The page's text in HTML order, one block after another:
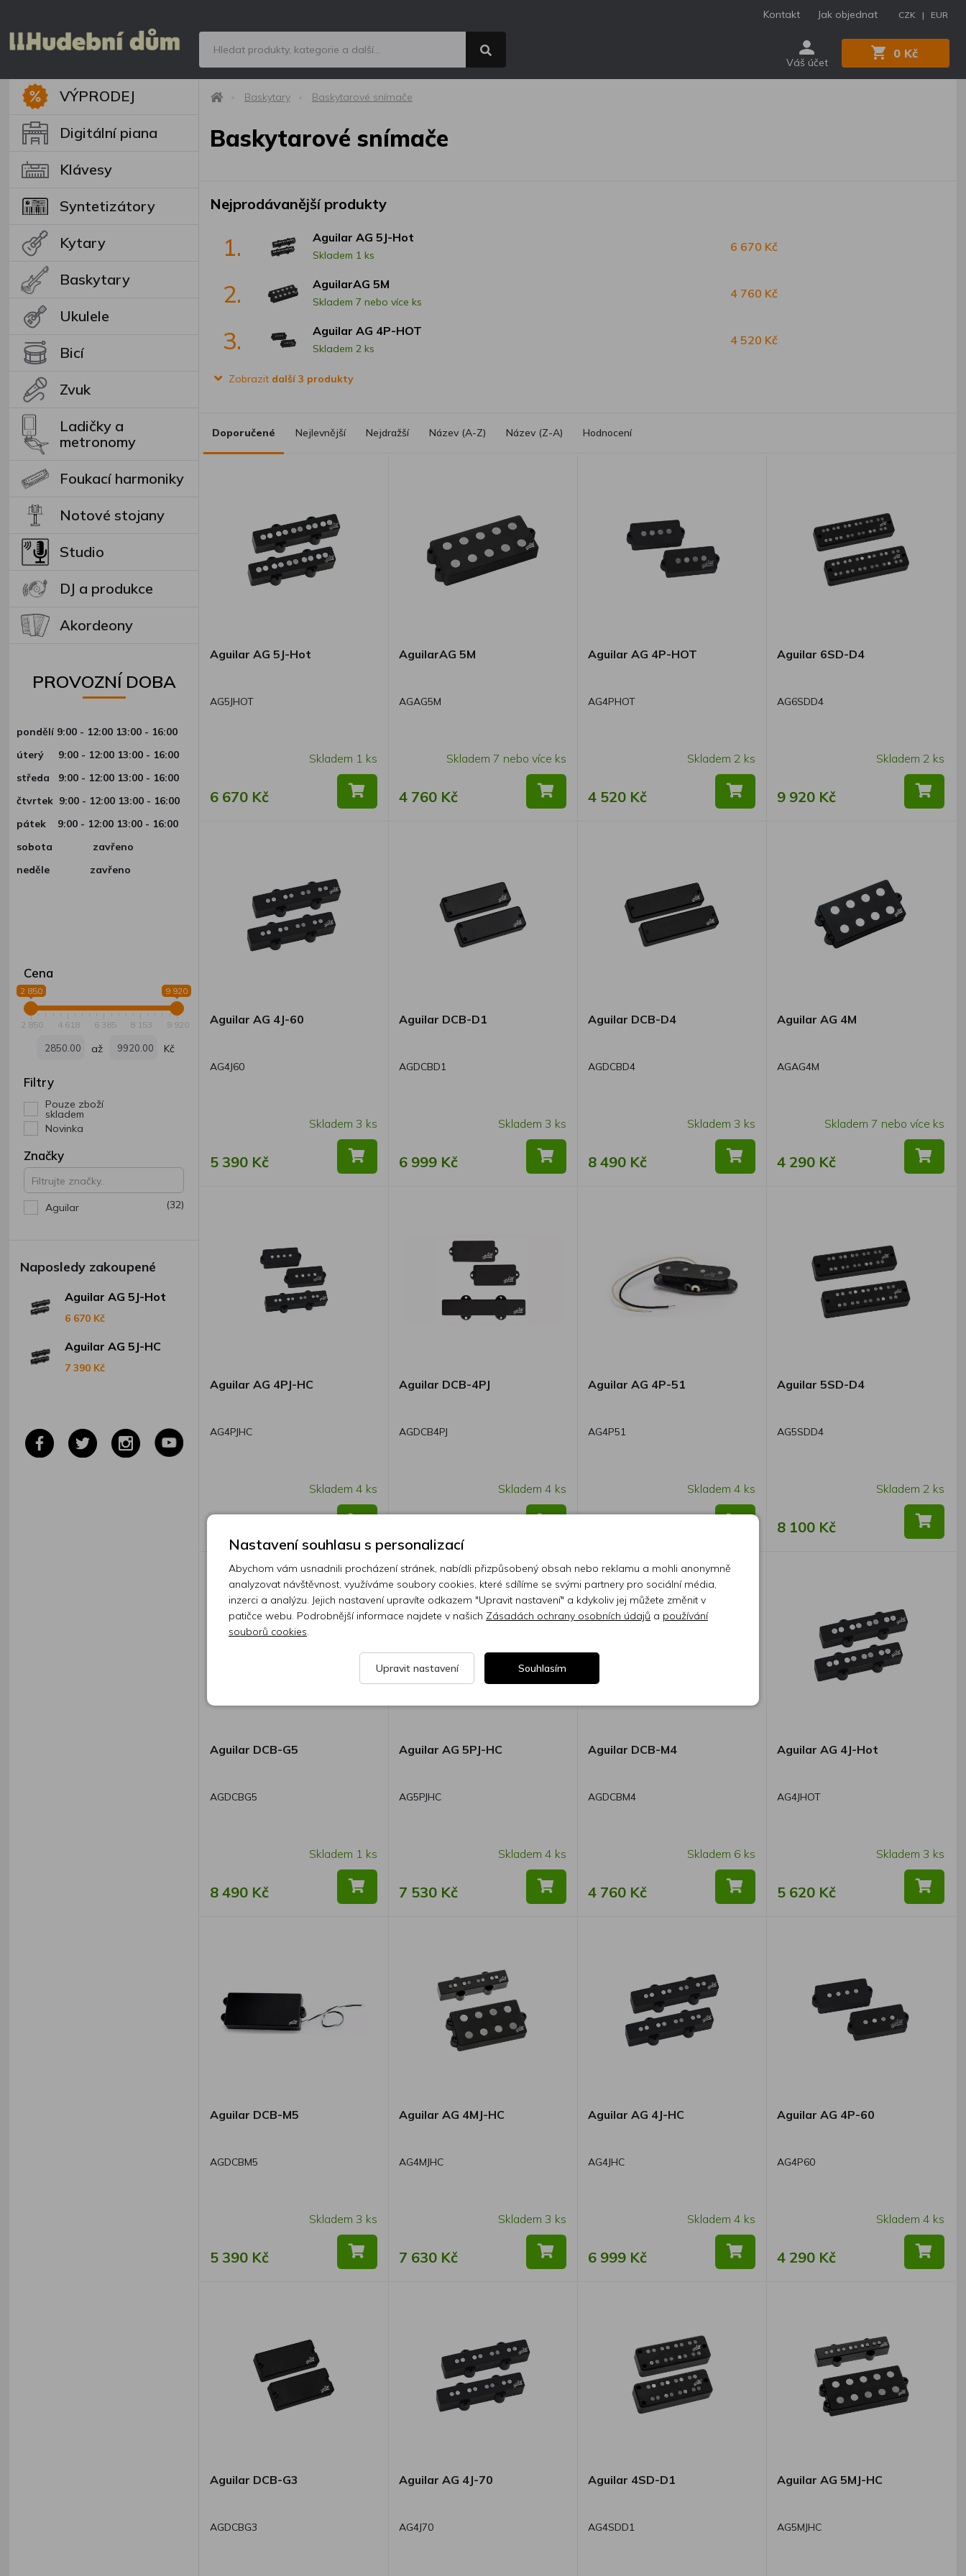
Kontakt Jak objednat CZK | EUR
Váš účet
0 Kč
VÝPRODEJ
Digitální piana
Klávesy
Syntetizátory
Kytary
Baskytary
Ukulele
Bicí
Zvuk
Ladičky a
metronomy
Foukací harmoniky
Notové stojany
Studio
DJ a produkce
Akordeony
PROVOZNÍ DOBA
pondělí 9:00 - 12:00 13:00 - 16:00
úterý 9:00 - 12:00 13:00 - 16:00
středa 9:00 - 12:00 13:00 - 16:00
čtvrtek 9:00 - 12:00 13:00 - 16:00
pátek 9:00 - 12:00 13:00 - 16:00
sobota zavřeno
neděle zavřeno
Cena
2 850 9 920
2 850 4 618 6 385 8 153 9 920
až Kč
Filtry
Pouze zboží
skladem
Novinka
Značky
Aguilar (32)
Naposledy zakoupené
Aguilar AG 5J-Hot
6 670 Kč
Aguilar AG 5J-HC
7 390 Kč
Baskytary Baskytarové snímače
Baskytarové snímače
Nejprodávanější produkty
1. Aguilar AG 5J-Hot
Skladem 1 ks
6 670 Kč
2. AguilarAG 5M
Skladem 7 nebo více ks
4 760 Kč
3. Aguilar AG 4P-HOT
Skladem 2 ks
4 520 Kč
Zobrazit další 3 produkty
Doporučené Nejlevnější Nejdražší Název (A-Z) Název (Z-A) Hodnocení
Aguilar AG 5J-Hot
AG5JHOT
Skladem 1 ks
6 670 Kč
AguilarAG 5M
AGAG5M
Skladem 7 nebo více ks
4 760 Kč
Aguilar AG 4P-HOT
AG4PHOT
Skladem 2 ks
4 520 Kč
Aguilar 6SD-D4
AG6SDD4
Skladem 2 ks
9 920 Kč
Aguilar AG 4J-60
AG4J60
Skladem 3 ks
5 390 Kč
Aguilar DCB-D1
AGDCBD1
Skladem 3 ks
6 999 Kč
Aguilar DCB-D4
AGDCBD4
Skladem 3 ks
8 490 Kč
Aguilar AG 4M
AGAG4M
Skladem 7 nebo více ks
4 290 Kč
Aguilar AG 4PJ-HC
AG4PJHC
Skladem 4 ks
Aguilar DCB-4PJ
AGDCB4PJ
Skladem 4 ks
Aguilar AG 4P-51
AG4P51
Skladem 4 ks
Aguilar 5SD-D4
AG5SDD4
Skladem 2 ks
8 100 Kč
Aguilar DCB-G5
AGDCBG5
Skladem 1 ks
8 490 Kč
Aguilar AG 5PJ-HC
AG5PJHC
Skladem 4 ks
7 530 Kč
Aguilar DCB-M4
AGDCBM4
Skladem 6 ks
4 760 Kč
Aguilar AG 4J-Hot
AG4JHOT
Skladem 3 ks
5 620 Kč
Aguilar DCB-M5
AGDCBM5
Skladem 3 ks
5 390 Kč
Aguilar AG 4MJ-HC
AG4MJHC
Skladem 3 ks
7 630 Kč
Aguilar AG 4J-HC
AG4JHC
Skladem 4 ks
6 999 Kč
Aguilar AG 4P-60
AG4P60
Skladem 4 ks
4 290 Kč
Aguilar DCB-G3
AGDCBG3
Aguilar AG 4J-70
AG4J70
Aguilar 4SD-D1
AG4SDD1
Aguilar AG 5MJ-HC
AG5MJHC
Nastavení souhlasu s personalizací
Abychom vám usnadnili procházení stránek, nabídli přizpůsobený obsah nebo reklamu a mohli anonymně
analyzovat návštěvnost, využíváme soubory cookies, které sdílíme se svými partnery pro sociální média,
inzerci a analýzu. Jejich nastavení upravíte odkazem "Upravit nastavení" a kdykoliv jej můžete změnit v
patičce webu. Podrobnější informace najdete v našich Zásadách ochrany osobních údajů a používání
souborů cookies.
Upravit nastavení Souhlasím